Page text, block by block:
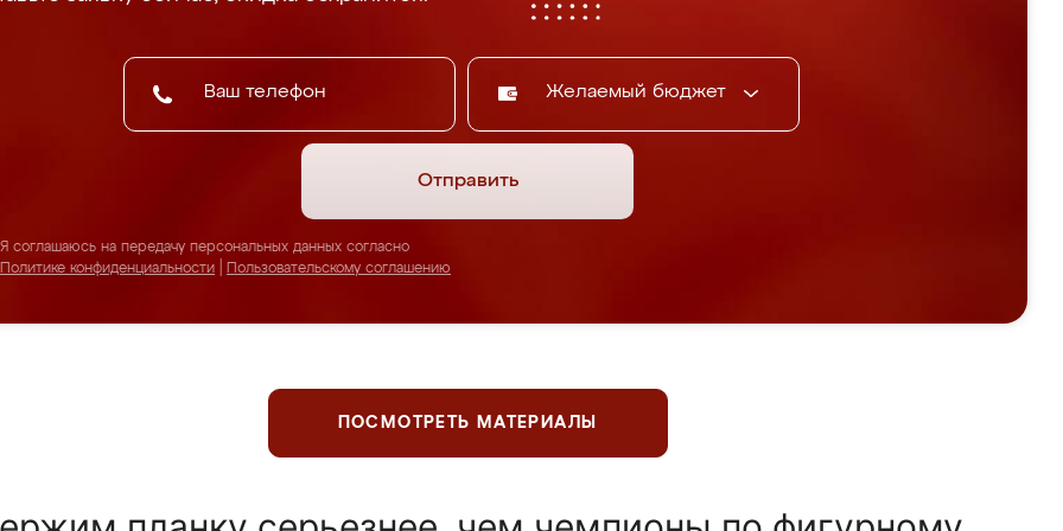
Желаемый бюджет
Отправить
Я соглашаюсь на передачу персональных данных согласно
Политике конфиденциальности
Пользовательскому соглашению
ПОСМОТРЕТЬ МАТЕРИАЛЫ